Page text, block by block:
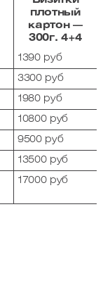
плотный
картон —
300г. 4+4
1390 руб
3300 руб
1980 руб
10800 руб
9500 руб
13500 руб
17000 руб